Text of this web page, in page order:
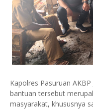
Kapolres Pasuruan
bantuan tersebut
masyarakat, khususnya